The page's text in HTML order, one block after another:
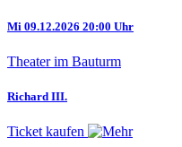
Mi 09.12.2026 20:00 Uhr
Theater im Bauturm
Richard III.
Ticket kaufen